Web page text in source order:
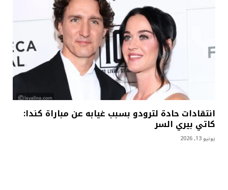
انتقادات حادة لترودو بسبب غيابه عن مباراة كندا:
كاتي بيري السر
يونيو 13, 2026